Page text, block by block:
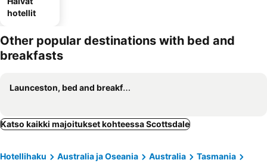
hotellit
Other popular destinations with bed and
breakfasts
Launceston, bed and breakfasts
Katso kaikki majoitukset kohteessa Scottsdale
Hotellihaku Australia ja Oseania Australia
Tasmania